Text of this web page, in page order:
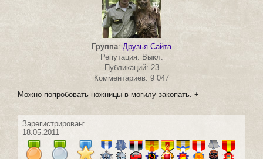
Группа: Друзья Сайта
Репутация: Выкл.
Публикаций: 23
Комментариев: 9 047
Можно попробовать ножницы в могилу закопать. +
Зарегистрирован:
18.05.2011